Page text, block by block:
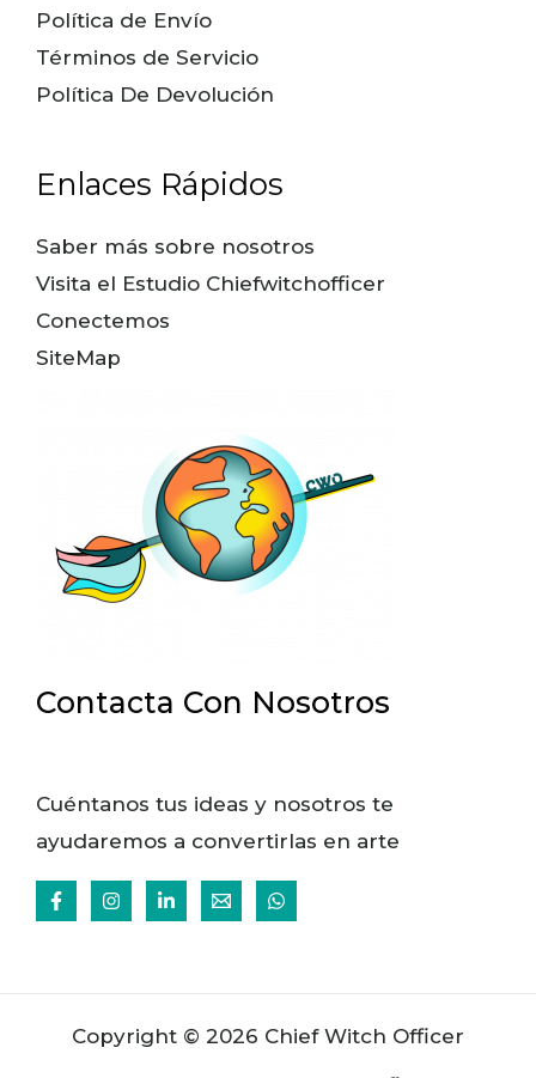
Política de Envío
Términos de Servicio
Política De Devolución
Enlaces Rápidos
Saber más sobre nosotros
Visita el Estudio Chiefwitchofficer
Conectemos
SiteMap
Contacta Con Nosotros
Cuéntanos tus ideas y nosotros te
ayudaremos a convertirlas en arte
Copyright © 2026 Chief Witch Officer